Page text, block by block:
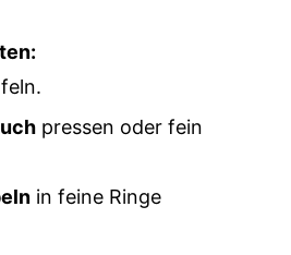
pressen oder fein
in feine Ringe